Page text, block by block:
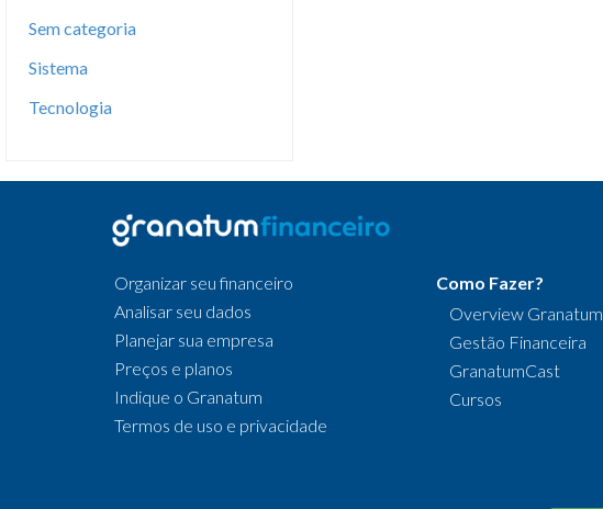
Sem categoria
Sistema
Tecnologia
Organizar seu financeiro
Analisar seu dados
Planejar sua empresa
Preços e planos
Indique o Granatum
Termos de uso e privacidade
Como Fazer?
Overview Granatum
Gestão Financeira
GranatumCast
Cursos